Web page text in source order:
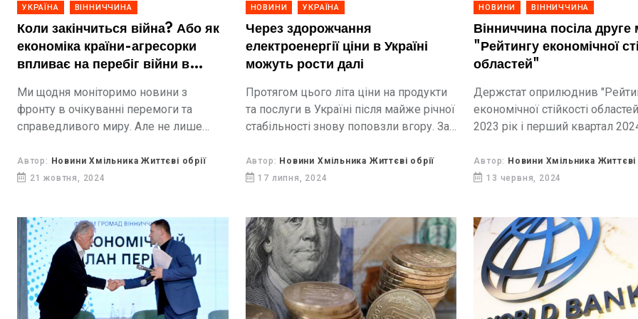
УКРАЇНА ВІННИЧЧИНА
Коли закінчиться війна? Або як
економіка країни-агресорки
впливає на перебіг війни в
Ми щодня моніторимо новини з
фронту в очікуванні перемоги та
справедливого миру. Але не лише
досягнути довгоочікуваної мети всіх
українців, багато чого залежить і від
Автор: Новини Хмільника Життєві обрії
21 жовтня, 2024
НОВИНИ УКРАЇНА
Через здорожчання
електроенергії ціни в Україні
можуть рости далі
Протягом цього літа ціни на продукти
та послуги в Україні після майже річної
стабільності знову поповзли вгору. За
інфляції зріс до 4,8% в річному вимірі,...
Автор: Новини Хмільника Життєві обрії
17 липня, 2024
НОВИНИ ВІННИЧЧИНА
Вінниччина посіла друге
"Рейтингу економічної
областей"
Держстат оприлюднив
економічної стійкості
2023 рік і перший квартал
Київська область з загальним
-218, друге з невеликим
Автор: Новини Хмільника Життєві
13 червня, 2024